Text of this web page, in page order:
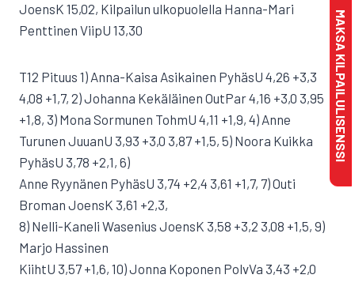
JoensK 15,02, Kilpailun ulkopuolella Hanna-Mari
Penttinen ViipU 13,30
T12 Pituus 1) Anna-Kaisa Asikainen PyhäsU 4,26 +3,3
4,08 +1,7, 2) Johanna Kekäläinen OutPar 4,16 +3,0 3,95
+1,8, 3) Mona Sormunen TohmU 4,11 +1,9, 4) Anne
Turunen JuuanU 3,93 +3,0 3,87 +1,5, 5) Noora Kuikka
PyhäsU 3,78 +2,1, 6)
Anne Ryynänen PyhäsU 3,74 +2,4 3,61 +1,7, 7) Outi
Broman JoensK 3,61 +2,3,
8) Nelli-Kaneli Wasenius JoensK 3,58 +3,2 3,08 +1,5, 9)
Marjo Hassinen
KiihtU 3,57 +1,6, 10) Jonna Koponen PolvVa 3,43 +2,0
MAKSA KILPAILULISENSSI